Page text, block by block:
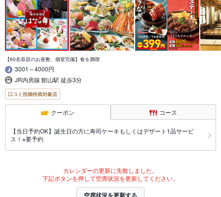
【60名収容のお座敷、個室完備】食を満喫
3001～4000円
JR内房線 館山駅 徒歩3分
口コミ投稿特典対象店
クーポン コース
【当日予約OK】誕生日の方に寿司ケーキもしくはデザート1品サービ
ス！※要予約
カレンダーの更新に失敗しました。
下記ボタンを押して空席状況を更新してください。
空席状況を更新する